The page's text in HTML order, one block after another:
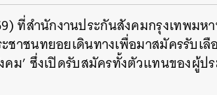
ที่สำนักงานประกันสังคมกรุงเทพม
ชาชนทยอยเดินทางเพื่อมาสมัครรับเ
คม’ ซึ่งเปิดรับสมัครทั้งตัวแทนของผู้